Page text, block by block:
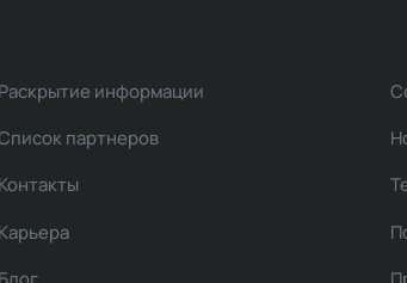
Раскрытие информации
партнеров
Контакты
Карьера